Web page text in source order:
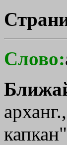
Слово: